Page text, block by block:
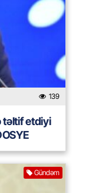
139
təltif etdiyi
Gündəm